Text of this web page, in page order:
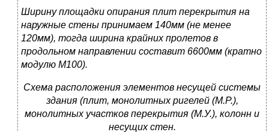
Ширину площадки опирания плит перекрытия на
наружные стены принимаем 140мм (не менее
120мм), тогда ширина крайних пролетов в
продольном направлении составит 6600мм (кратно
модулю M100).
Схема расположения элементов несущей системы
здания (плит, монолитных ригелей (М.Р.),
монолитных участков перекрытия (М.У.), колонн и
несущих стен.